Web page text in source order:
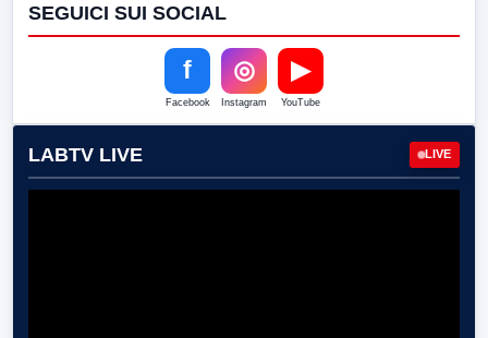
SEGUICI SUI SOCIAL
f
Facebook
◎
Instagram
▶
YouTube
LABTV LIVE LIVE